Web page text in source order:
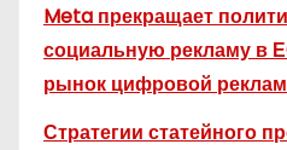
Meta прекращает
социальную рекламу в
рынок цифровой
Стратегии статейного